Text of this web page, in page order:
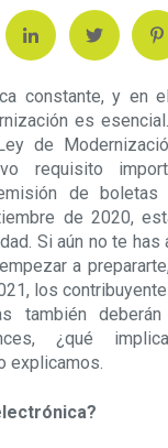
constante, y en
es
de
requisito
de boletas
de 2020,
Si aún no te has
a
los
también
¿qué
explicamos.